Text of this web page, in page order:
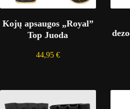
Kojų apsaugos „Royal”
Top Juoda
44,95 €